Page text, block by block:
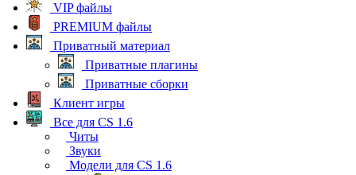
VIP файлы
PREMIUM файлы
Приватный материал
Приватные плагины
Приватные сборки
Клиент игры
Все для CS 1.6
Читы
Звуки
Модели для CS 1.6